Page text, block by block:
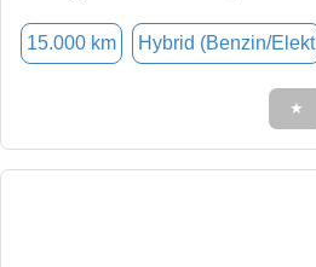
15.000 km Hybrid (Benzin/Elekt
★